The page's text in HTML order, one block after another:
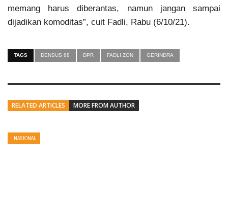
memang harus diberantas, namun jangan sampai
dijadikan komoditas”, cuit Fadli, Rabu (6/10/21).
TAGS DENSUS 88 DPR FADLI ZON GERINDRA
RELATED ARTICLES MORE FROM AUTHOR
NASIONAL